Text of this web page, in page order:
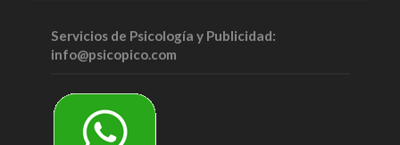
Servicios de Psicología y Publicidad:
info@psicopico.com